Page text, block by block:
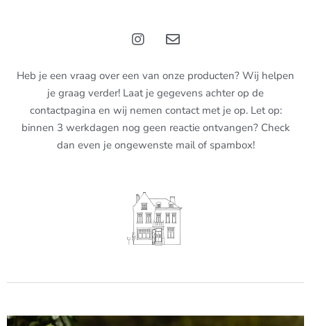
Heb je een vraag over een van onze producten? Wij helpen
je graag verder! Laat je gegevens achter op de
contactpagina en wij nemen contact met je op. Let op:
binnen 3 werkdagen nog geen reactie ontvangen? Check
dan even je ongewenste mail of spambox!